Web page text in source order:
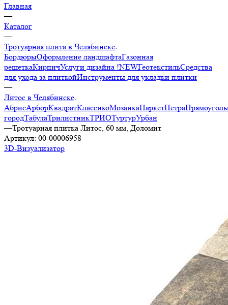
Главная
—
Каталог
—
Тротуарная плита в Челябинске
БордюрыОформление ландшафтаГазонная
решеткаКирпичУслуги дизайна !NEWГеотекстильСредства
для ухода за плиткойИнструменты для укладки плитки
—
Литос в Челябинске
АбрисАрборКвадратКлассикоМозаикаПаркетПетра
городТабулаТрилистникТРИОТуртурУрбан
—Тротуарная плитка Литос, 60 мм, Доломит
Артикул: 00-00006958
3D-Визуализатор